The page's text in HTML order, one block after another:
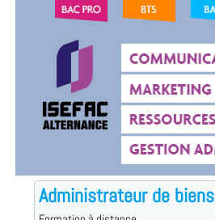
Administrateur de biens